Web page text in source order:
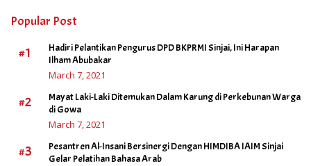
Popular Post
#1
Hadiri Pelantikan Pengurus DPD BKPRMI Sinjai, Ini Harapan
Ilham Abubakar
March 7, 2021
#2
Mayat Laki-Laki Ditemukan Dalam Karung di Perkebunan Warga
di Gowa
March 7, 2021
#3
Pesantren Al-Insani Bersinergi Dengan HIMDIBA IAIM Sinjai
Gelar Pelatihan Bahasa Arab